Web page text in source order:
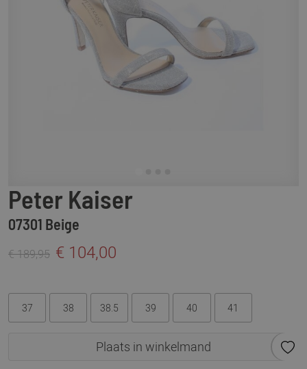
Peter Kaiser
07301 Beige
€ 189,95 € 104,00
37 38 38.5 39 40 41
Plaats in winkelmand